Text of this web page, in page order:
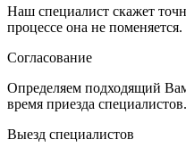
Наш специалист скажет
процессе она не поменяется.
Согласование
Определяем подходящий
время приезда специалистов.
Выезд специалистов